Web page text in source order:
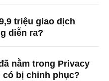
triệu giao dịch
diễn ra?
nằm trong Privacy
có bị chinh phục?